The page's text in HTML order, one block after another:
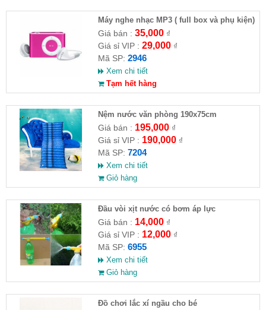
Máy nghe nhạc MP3 ( full box và phụ kiện)
Giá bán : 35,000₫
Giá sỉ VIP : 29,000₫
Mã SP: 2946
Xem chi tiết
Tạm hết hàng
Nệm nước văn phòng 190x75cm
Giá bán : 195,000₫
Giá sỉ VIP : 190,000₫
Mã SP: 7204
Xem chi tiết
Giỏ hàng
Đầu vòi xịt nước có bơm áp lực
Giá bán : 14,000₫
Giá sỉ VIP : 12,000₫
Mã SP: 6955
Xem chi tiết
Giỏ hàng
Đồ chơi lắc xí ngầu cho bé